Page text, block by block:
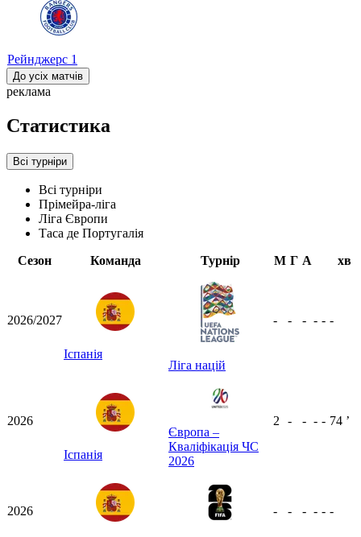
Рейнджерс 1
До усіх матчів
реклама
Статистика
Всі турніри
Всі турніри
Прімейра-ліга
Ліга Європи
Таса де Португалія
Сезон
Команда Турнір М Г А хв
2026/2027
Іспанія
Ліга націй
- - - - - -
2026
Іспанія
Європа –
Кваліфікація ЧС
2026
2 - - - - 74 ʼ
2026 - - - - - -